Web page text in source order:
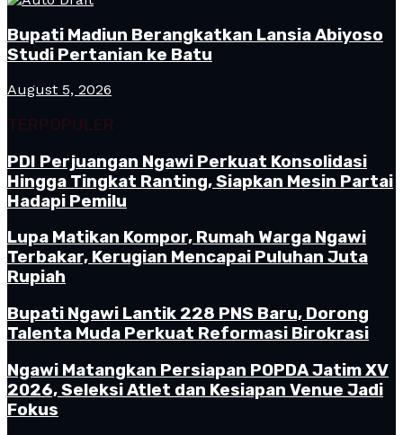
Bupati Madiun Berangkatkan Lansia Abiyoso
Studi Pertanian ke Batu
August 5, 2026
TERPOPULER
PDI Perjuangan Ngawi Perkuat Konsolidasi
Hingga Tingkat Ranting, Siapkan Mesin Partai
Hadapi Pemilu
Lupa Matikan Kompor, Rumah Warga Ngawi
Terbakar, Kerugian Mencapai Puluhan Juta
Rupiah
Bupati Ngawi Lantik 228 PNS Baru, Dorong
Talenta Muda Perkuat Reformasi Birokrasi
Ngawi Matangkan Persiapan POPDA Jatim XV
2026, Seleksi Atlet dan Kesiapan Venue Jadi
Fokus